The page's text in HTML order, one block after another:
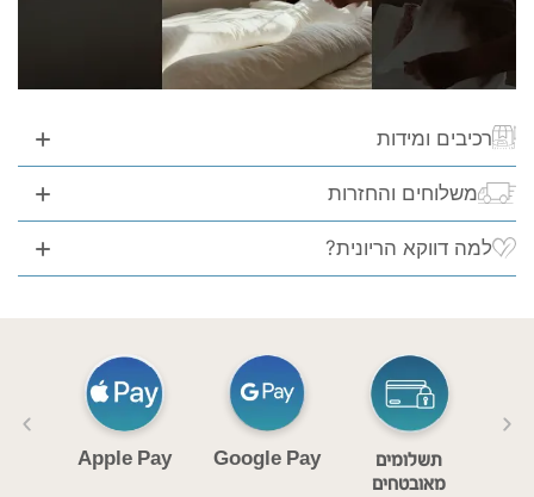
רכיבים ומידות
משלוחים והחזרות
למה דווקא הריונית?
Apple Pay Google Pay
תשלומים
מאובטחים